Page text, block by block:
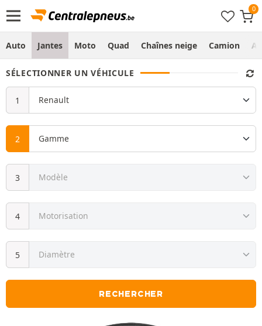
Auto Jantes Moto Quad Chaînes neige Camion
SÉLECTIONNER UN VÉHICULE
RECHERCHER